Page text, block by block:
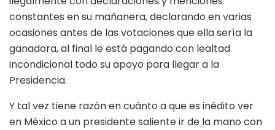
constantes en su mañanera, declarando en varias
ocasiones antes de las votaciones que ella sería la
ganadora, al final le está pagando con lealtad
incondicional todo su apoyo para llegar a la
Presidencia.
Y tal vez tiene razón en cuánto a que es inédito ver
en México a un presidente saliente ir de la mano con